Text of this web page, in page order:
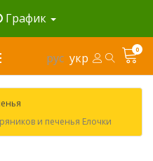
График
рус укр
0
и печенья Елочки